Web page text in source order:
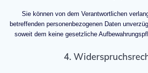
Sie können von dem Verantwortlichen
betreffenden personenbezogenen Daten
soweit dem keine gesetzliche
4.